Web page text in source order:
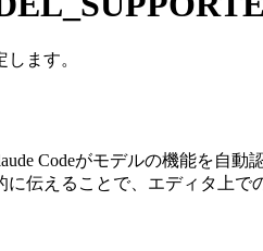
ます。
Codeがモデルの機能を自動
伝えることで、エディタ上で